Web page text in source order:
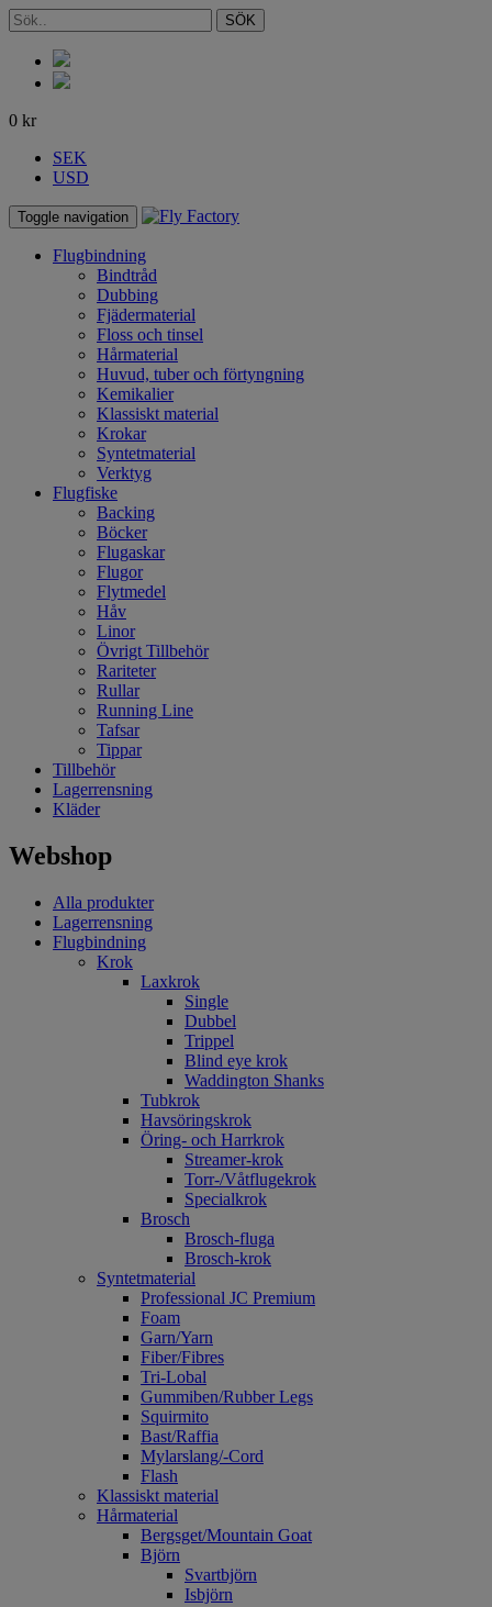
SÖK
0 kr
SEK
USD
Toggle navigation
Flugbindning
Bindtråd
Dubbing
Fjädermaterial
Floss och tinsel
Hårmaterial
Huvud, tuber och förtyngning
Kemikalier
Klassiskt material
Krokar
Syntetmaterial
Verktyg
Flugfiske
Backing
Böcker
Flugaskar
Flugor
Flytmedel
Håv
Linor
Övrigt Tillbehör
Rariteter
Rullar
Running Line
Tafsar
Tippar
Tillbehör
Lagerrensning
Kläder
Webshop
Alla produkter
Lagerrensning
Flugbindning
Krok
Laxkrok
Single
Dubbel
Trippel
Blind eye krok
Waddington Shanks
Tubkrok
Havsöringskrok
Öring- och Harrkrok
Streamer-krok
Torr-/Våtflugekrok
Specialkrok
Brosch
Brosch-fluga
Brosch-krok
Syntetmaterial
Professional JC Premium
Foam
Garn/Yarn
Fiber/Fibres
Tri-Lobal
Gummiben/Rubber Legs
Squirmito
Bast/Raffia
Mylarslang/-Cord
Flash
Klassiskt material
Hårmaterial
Bergsget/Mountain Goat
Björn
Svartbjörn
Isbjörn